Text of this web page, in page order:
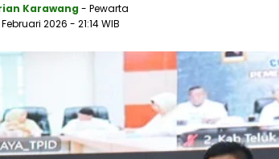
Karawang - Pewarta
Februari 2026 - 21:14 WIB